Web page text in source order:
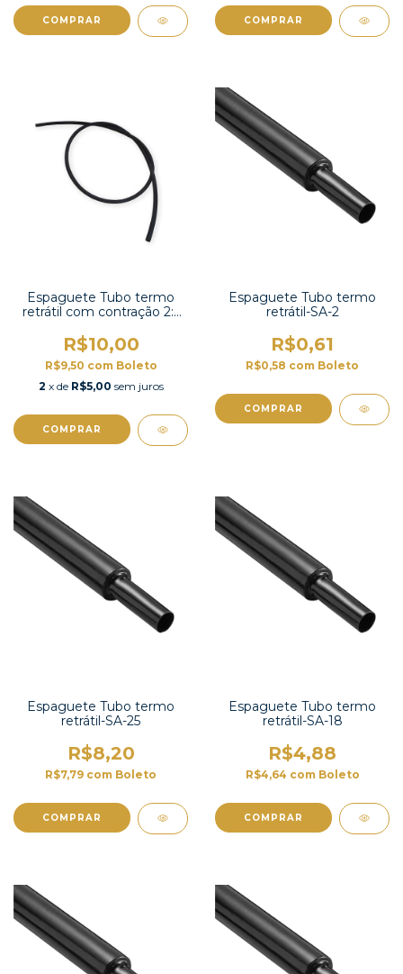
COMPRAR COMPRAR
Espaguete Tubo termo
retrátil com contração 2:1
R$10,00
R$9,50 com Boleto
2 x de R$5,00 sem juros
COMPRAR
Espaguete Tubo termo
retrátil-SA-2
R$0,61
R$0,58 com Boleto
COMPRAR
Espaguete Tubo termo
retrátil-SA-25
R$8,20
R$7,79 com Boleto
COMPRAR
Espaguete Tubo termo
retrátil-SA-18
R$4,88
R$4,64 com Boleto
COMPRAR